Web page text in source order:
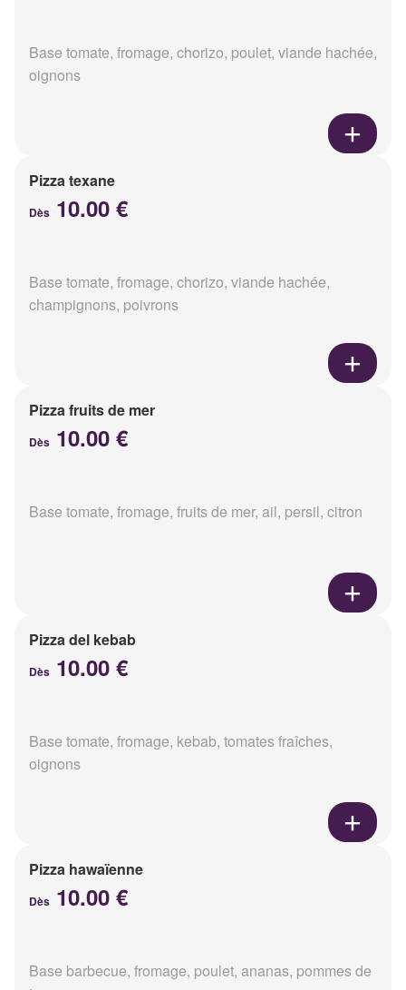
Base tomate, fromage, chorizo, poulet, viande hachée,
oignons
Pizza texane
Dès 10.00 €
Base tomate, fromage, chorizo, viande hachée,
champignons, poivrons
Pizza fruits de mer
Dès 10.00 €
Base tomate, fromage, fruits de mer, ail, persil, citron
Pizza del kebab
Dès 10.00 €
Base tomate, fromage, kebab, tomates fraîches,
oignons
Pizza hawaïenne
Dès 10.00 €
Base barbecue, fromage, poulet, ananas, pommes de